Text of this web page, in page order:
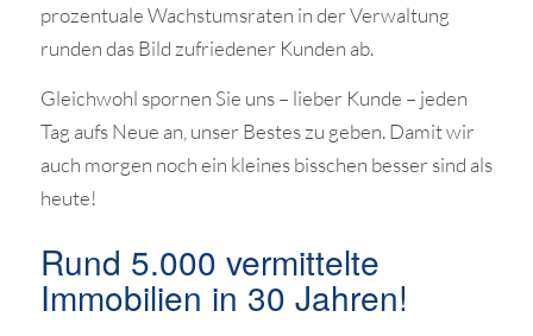
prozentuale Wachstumsraten in der Verwaltung
runden das Bild zufriedener Kunden ab.
Gleichwohl spornen Sie uns – lieber Kunde – jeden
Tag aufs Neue an, unser Bestes zu geben. Damit wir
auch morgen noch ein kleines bisschen besser sind als
heute!
Rund 5.000 vermittelte
Immobilien in 30 Jahren!